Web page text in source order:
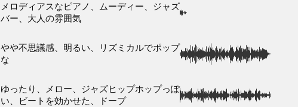
メロディアスなピアノ、ムーディー、ジャズ
バー、大人の雰囲気
やや不思議感、明るい、リズミカルでポップ
な
ゆったり、メロー、ジャズヒップホップっぽ
い、ビートを効かせた、ドープ